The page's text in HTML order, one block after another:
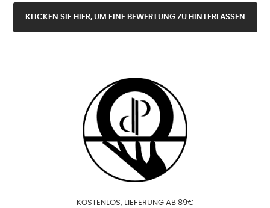
KLICKEN SIE HIER, UM EINE BEWERTUNG ZU HINTERLASSEN
KOSTENLOS, LIEFERUNG AB 89€